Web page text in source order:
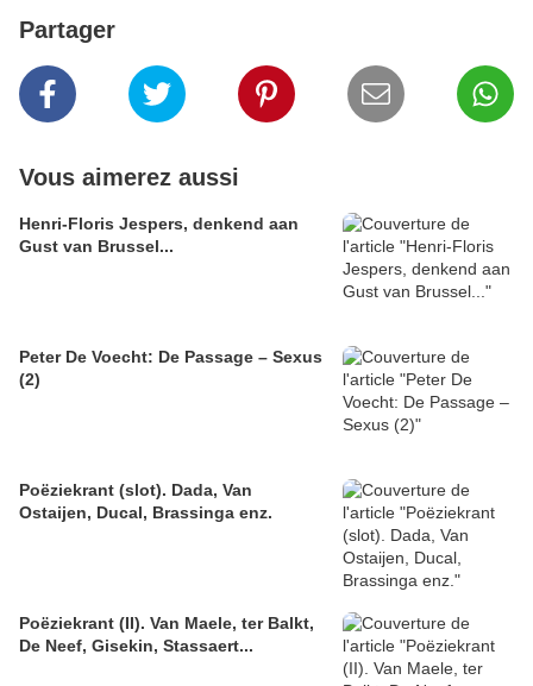
Partager
Vous aimerez aussi
Henri-Floris Jespers, denkend aan
Gust van Brussel...
Peter De Voecht: De Passage – Sexus
(2)
Poëziekrant (slot). Dada, Van
Ostaijen, Ducal, Brassinga enz.
Poëziekrant (II). Van Maele, ter Balkt,
De Neef, Gisekin, Stassaert...